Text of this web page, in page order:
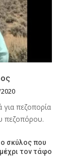
για πεζοπορία
πεζοπόρου.
ο σκύλος που
τον τάφο